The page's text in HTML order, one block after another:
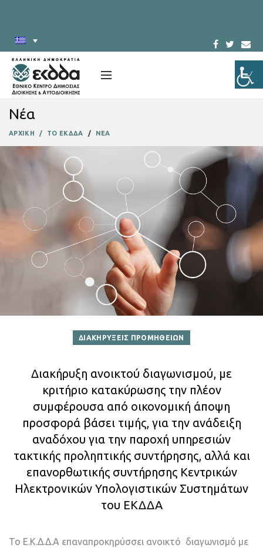
Νέα
ΑΡΧΙΚΗ ΤΟ ΕΚΔΔΑ ΝΕΑ
ΔΙΑΚΗΡΥΞΕΙΣ ΠΡΟΜΗΘΕΙΩΝ
Διακήρυξη ανοικτού διαγωνισμού, με
κριτήριο κατακύρωσης την πλέον
συμφέρουσα από οικονομική άποψη
προσφορά βάσει τιμής, για την ανάδειξη
αναδόχου για την παροχή υπηρεσιών
τακτικής προληπτικής συντήρησης, αλλά και
επανορθωτικής συντήρησης Κεντρικών
Ηλεκτρονικών Υπολογιστικών Συστημάτων
του ΕΚΔΔΑ
Το Ε.Κ.Δ.Δ.Α επαναπροκηρύσσει ανοικτό διαγωνισμό με